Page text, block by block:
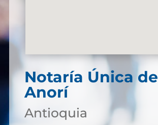
Notaría Única de
Anorí
Antioquia